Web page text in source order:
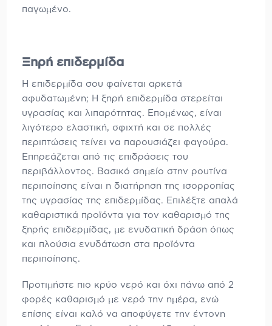
παγωμένο.
Ξηρή επιδερμίδα
Η επιδερμίδα σου φαίνεται αρκετά
αφυδατωμένη; Η ξηρή επιδερμίδα στερείται
υγρασίας και λιπαρότητας. Επομένως, είναι
λιγότερο ελαστική, σφιχτή και σε πολλές
περιπτώσεις τείνει να παρουσιάζει φαγούρα.
Επηρεάζεται από τις επιδράσεις του
περιβάλλοντος. Βασικό σημείο στην ρουτίνα
περιποίησης είναι η διατήρηση της ισορροπίας
της υγρασίας της επιδερμίδας. Επιλέξτε απαλά
καθαριστικά προϊόντα για τον καθαρισμό της
ξηρής επιδερμίδας, με ενυδατική δράση όπως
και πλούσια ενυδάτωση στα προϊόντα
περιποίησης.
Προτιμήστε πιο κρύο νερό και όχι πάνω από 2
φορές καθαρισμό με νερό την ημέρα, ενώ
επίσης είναι καλό να αποφύγετε την έντονη